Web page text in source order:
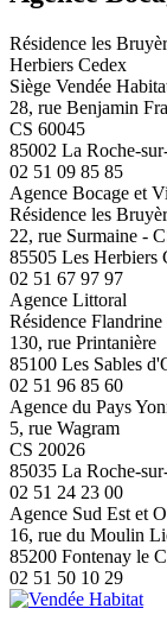
Résidence les
Herbiers Cedex
Siège Vendée
28, rue Benjamin
CS 60045
85002 La Roche-
02 51 09 85 85
Agence Bocage et
Résidence les
22, rue Surmaine -
85505 Les Herbiers
02 51 67 97 97
Agence Littoral
Résidence Flandrine
130, rue Printanière
85100 Les Sables
02 51 96 85 60
Agence du Pays
5, rue Wagram
CS 20026
85035 La Roche-
02 51 24 23 00
Agence Sud Est et
16, rue du Moulin
85200 Fontenay le
02 51 50 10 29